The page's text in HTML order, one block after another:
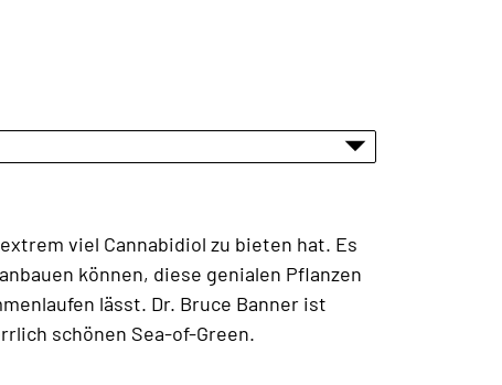
viel Cannabidiol zu bieten hat. Es
können, diese genialen Pflanzen
lässt. Dr. Bruce Banner ist
schönen Sea-of-Green.